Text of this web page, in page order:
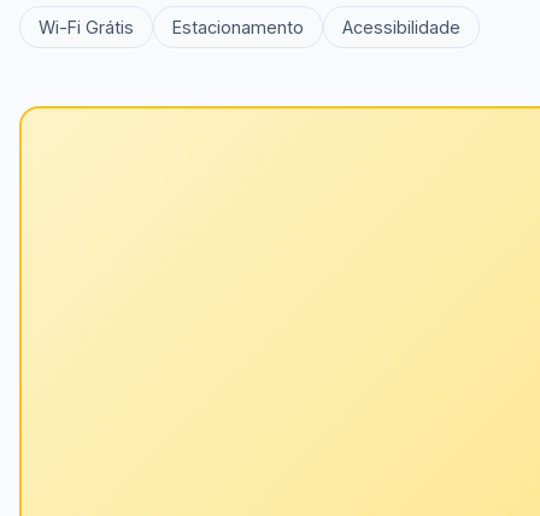
Wi-Fi Grátis Estacionamento Acessibilidade